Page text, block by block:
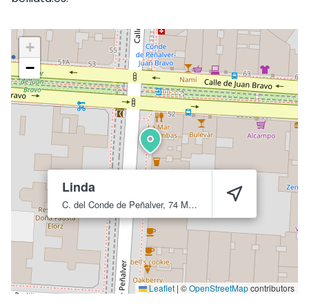
Linda
C. del Conde de Peñalver, 74 Madrid 28006
+
−
Leaflet | ©OpenStreetMapcontributors